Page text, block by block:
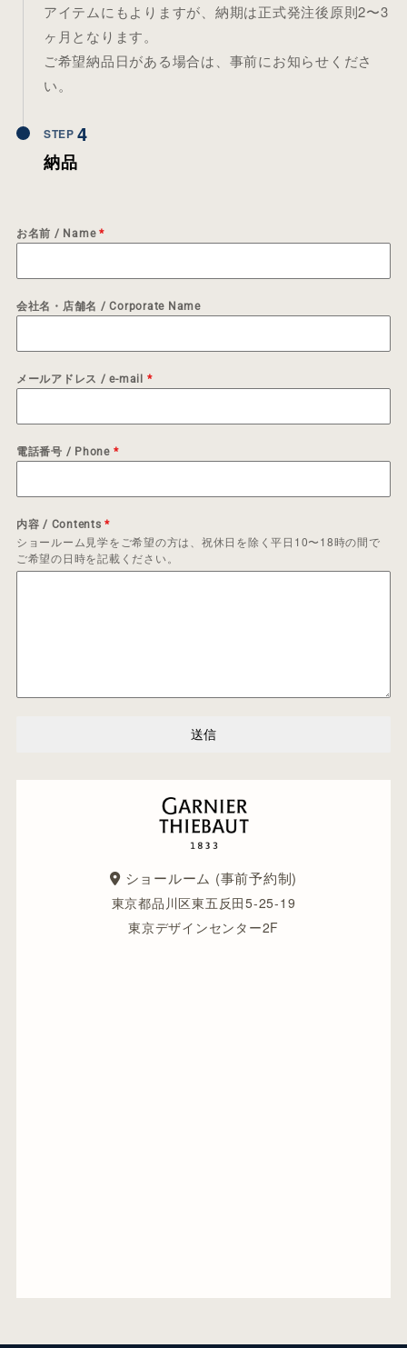
アイテムにもよりますが、納期は正式発注後原則2〜3
ヶ月となります。
ご希望納品日がある場合は、事前にお知らせくださ
い。
STEP 4
納品
お名前 / Name*
会社名・店舗名 / Corporate Name
メールアドレス / e-mail *
電話番号 / Phone *
内容 / Contents*
ショールーム見学をご希望の方は、祝休日を除く平日10〜18時の間で
ご希望の日時を記載ください。
送信
ショールーム (事前予約制)
東京都品川区東五反田5-25-19
東京デザインセンター2F